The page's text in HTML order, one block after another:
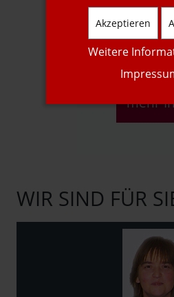
1A
mehr
WIR SIND FÜR
Akzeptieren
Weitere